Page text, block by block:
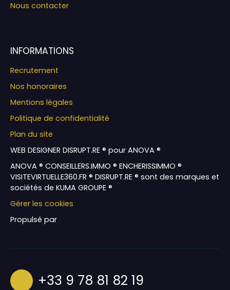
Nous contacter
INFORMATIONS
Recrutement
Nos honoraires
Mentions légales
Politique de confidentialité
Plan du site
WEB DESIGNER DISRUPT.RE ® pour ANOVA ®
ANOVA ® CONSEILLERS.IMMO ® ENCHERISSIMMO ®
VISITEVIRTUELLE360.FR ® DISRUPT.RE ® sont des marques et
sociétés de KUMA GROUPE ®
Gérer les cookies
Propulsé par
+33 9 78 81 82 19